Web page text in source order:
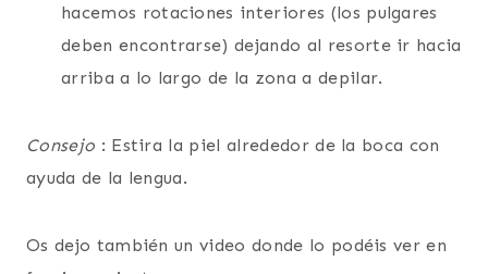
hacemos rotaciones interiores (los pulgares
deben encontrarse) dejando al resorte ir hacia
arriba a lo largo de la zona a depilar.
Consejo : Estira la piel alrededor de la boca con
ayuda de la lengua.
Os dejo también un video donde lo podéis ver en